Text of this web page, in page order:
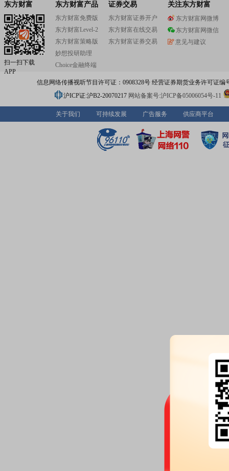
东方财富
扫一扫下载
APP
东方财富产品
东方财富免费版
东方财富Level-2
东方财富策略版
妙想投研助理
Choice金融终端
证券交易
东方财富证券开户
东方财富在线交易
东方财富证券交易
关注东方财富
东方财富网微博
东方财富网微信
意见与建议
信息网络传播视听节目许可证：0908328号 经营证券期货业务许可证编
沪ICP证:沪B2-20070217 网站备案号:沪ICP备05006054号-11
关于我们 可持续发展 广告服务 供应商平台